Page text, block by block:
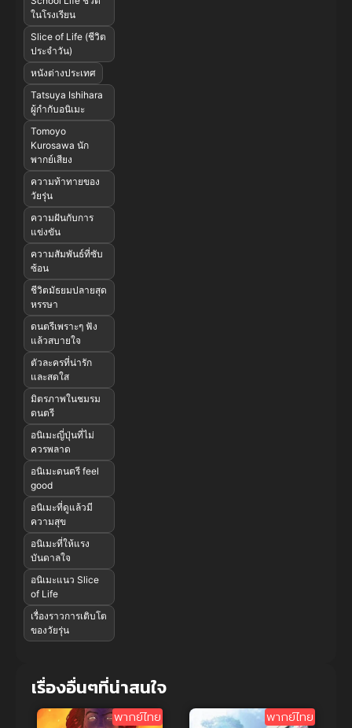
ในโรงเรียน
Slice of Life (ชีวิต
ประจำวัน)
หนังต่างประเทศ
Tatsuya Ishihara
ผู้กำกับอนิเมะ
Tomoyo
Kurosawa นัก
พากย์เสียง
ความท้าทายของ
วัยรุ่น
ความฝันกับการ
แข่งขัน
ความสัมพันธ์ที่ซับ
ซ้อน
ชีวิตมัธยมปลายสุด
หรรษา
ดนตรีเพราะๆ ฟัง
แล้วสบายใจ
ตัวละครที่น่ารัก
และสดใส
มิตรภาพในชมรม
ดนตรี
อนิเมะญี่ปุ่นที่ไม่
ควรพลาด
อนิเมะดนตรี feel
good
อนิเมะที่ดูแล้วมี
ความสุข
อนิเมะที่ให้แรง
บันดาลใจ
อนิเมะแนว Slice
of Life
เรื่องราวการเติบโต
ของวัยรุ่น
เรื่องอื่นๆที่น่าสนใจ
พากย์ไทย พากย์ไทย